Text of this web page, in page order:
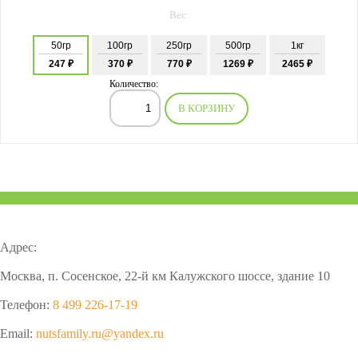
Вес:
50гр
247 ₽
100гр
370 ₽
250гр
770 ₽
500гр
1269 ₽
1кг
2465 ₽
Количество:
В КОРЗИНУ
Адрес:
Москва, п. Сосенское, 22-й км Калужского шоссе, здание 10
Телефон: 8 499 226-17-19
Email: nutsfamily.ru@yandex.ru